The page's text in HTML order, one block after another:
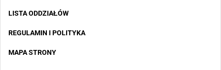
LISTA ODDZIAŁÓW
REGULAMIN I POLITYKA
MAPA STRONY